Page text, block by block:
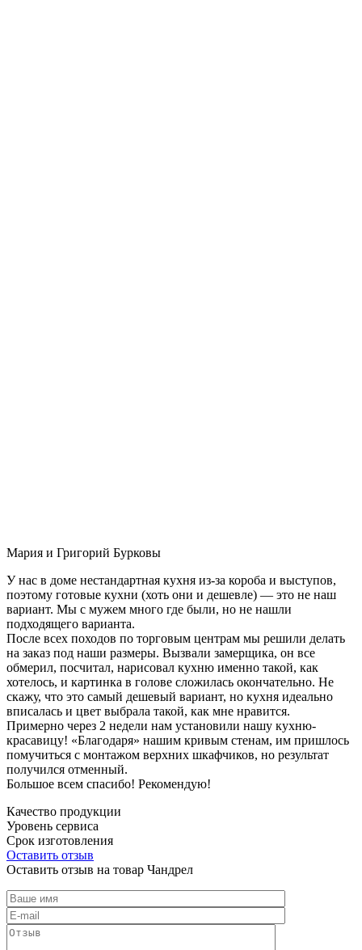
Мария и Григорий Бурковы
У нас в доме нестандартная кухня из-за короба и выступов,
поэтому готовые кухни (хоть они и дешевле) — это не наш
вариант. Мы с мужем много где были, но не нашли
подходящего варианта.
После всех походов по торговым центрам мы решили делать
на заказ под наши размеры. Вызвали замерщика, он все
обмерил, посчитал, нарисовал кухню именно такой, как
хотелось, и картинка в голове сложилась окончательно. Не
скажу, что это самый дешевый вариант, но кухня идеально
вписалась и цвет выбрала такой, как мне нравится.
Примерно через 2 недели нам установили нашу кухню-
красавицу! «Благодаря» нашим кривым стенам, им пришлось
помучиться с монтажом верхних шкафчиков, но результат
получился отменный.
Большое всем спасибо! Рекомендую!
Качество продукции
Уровень сервиса
Срок изготовления
Оставить отзыв
Оставить отзыв на товар Чандрел